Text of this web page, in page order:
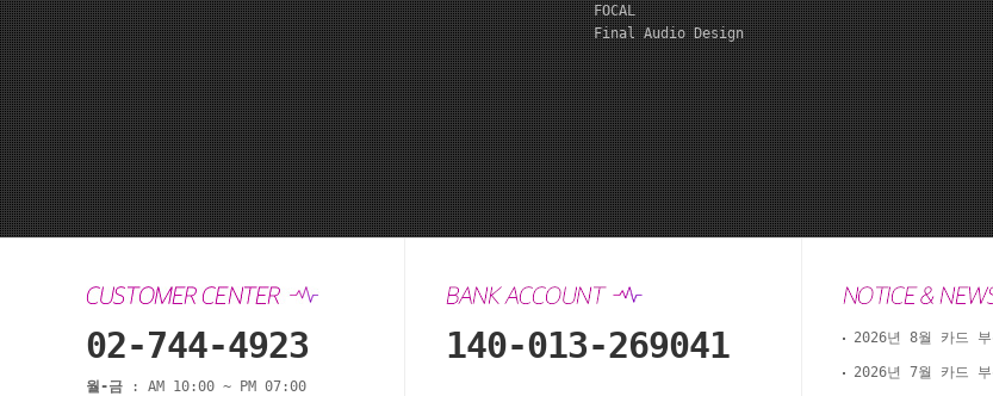
FOCAL
Final Audio Design
02-744-4923
월-금 : AM 10:00 ~ PM 07:00
140-013-269041